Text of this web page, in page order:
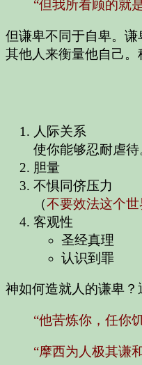
“但我所看顾的就
但谦卑不同于自卑。谦
其他人来衡量他自己。
人际关系
使你能够忍耐虐待
胆量
不惧同侪压力
（不要效法这个
客观性
圣经真理
认识到罪
神如何造就人的谦卑？
“他苦炼你，任你
“摩西为人极其谦